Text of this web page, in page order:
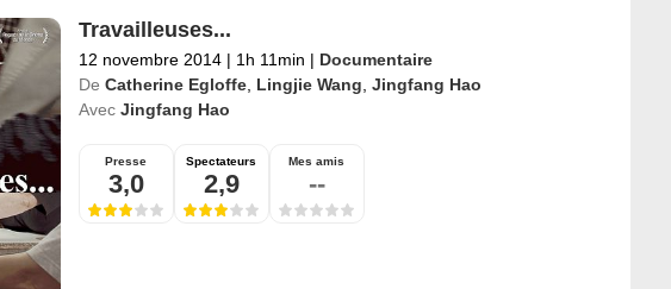
Travailleuses...
12 novembre 2014 | 1h 11min | Documentaire
De Catherine Egloffe, Lingjie Wang Jingfang Hao
Avec Jingfang Hao
Presse
3,0
Spectateurs
2,9
Mes amis
--